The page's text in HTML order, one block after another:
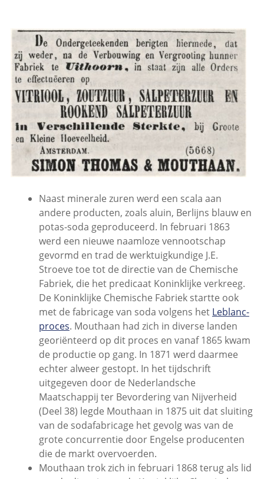
Naast minerale zuren werd een scala aan
andere producten, zoals aluin, Berlijns blauw en
potas-soda geproduceerd. In februari 1863
werd een nieuwe naamloze vennootschap
gevormd en trad de werktuigkundige J.E.
Stroeve toe tot de directie van de Chemische
Fabriek, die het predicaat Koninklijke verkreeg.
De Koninklijke Chemische Fabriek startte ook
met de fabricage van soda volgens het Leblanc-
proces. Mouthaan had zich in diverse landen
georiënteerd op dit proces en vanaf 1865 kwam
de productie op gang. In 1871 werd daarmee
echter alweer gestopt. In het tijdschrift
uitgegeven door de Nederlandsche
Maatschappij ter Bevordering van Nijverheid
(Deel 38) legde Mouthaan in 1875 uit dat sluiting
van de sodafabricage het gevolg was van de
grote concurrentie door Engelse producenten
die de markt overvoerden.
Mouthaan trok zich in februari 1868 terug als lid